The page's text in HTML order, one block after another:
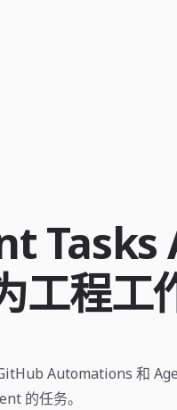
Tasks
工程工
Automations 和
的任务。